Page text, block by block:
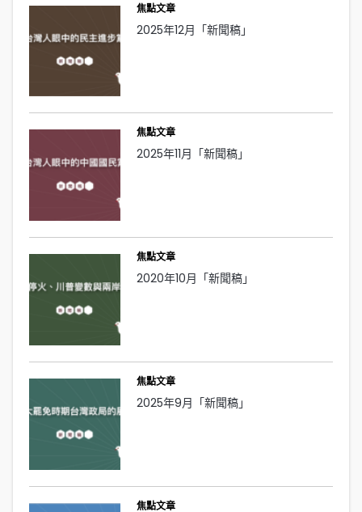
焦點文章
2025年12月「新聞稿」
焦點文章
2025年11月「新聞稿」
焦點文章
2020年10月「新聞稿」
焦點文章
2025年9月「新聞稿」
焦點文章